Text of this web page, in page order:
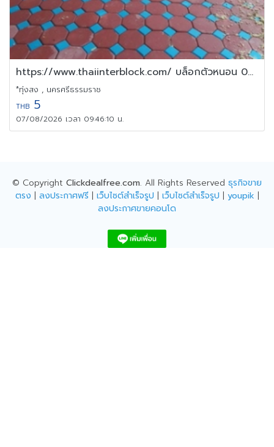
https://www.thaiinterblock.com/ บล็อกตัวหนอน 094-645 6262
*ทุ่งสง , นครศรีธรรมราช
THB 5
07/08/2026 เวลา 09:46:10 น.
© Copyright Clickdealfree.com. All Rights Reserved ธุรกิจขาย
ตรง | ลงประกาศฟรี| เว็บไซต์สำเร็จรูป | เว็บไซต์สำเร็จรูป | youpik |
ลงประกาศขายคอนโด